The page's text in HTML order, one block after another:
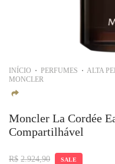
INÍCIO PERFUMES ALTA
MONCLER
Moncler La Cordée
Compartilhável
R$ 2.924,90 SALE